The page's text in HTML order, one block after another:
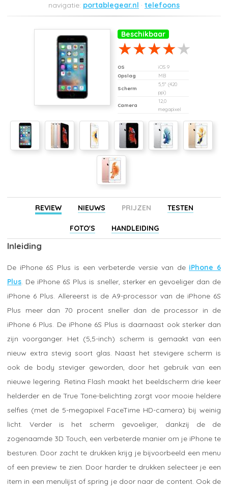
portablegear.nl telefoons
Beschikbaar
OS
iOS 9
Opslag
MB
Scherm
5,5" (420
ppi)
Camera
12,0
megapixel
REVIEW NIEUWS PRIJZEN TESTEN
FOTO'S HANDLEIDING
Inleiding
De iPhone 6S Plus is een verbeterde versie van de iPhone 6
Plus . De iPhone 6S Plus is sneller, sterker en gevoeliger dan de
iPhone 6 Plus. Allereerst is de A9-processor van de iPhone 6S
Plus meer dan 70 procent sneller dan de processor in de
iPhone 6 Plus. De iPhone 6S Plus is daarnaast ook sterker dan
zijn voorganger. Het (5,5-inch) scherm is gemaakt van een
nieuw extra stevig soort glas. Naast het stevigere scherm is
ook de body steviger geworden, door het gebruik van een
nieuwe legering. Retina Flash maakt het beeldscherm drie keer
helderder en de True Tone-belichting zorgt voor mooie heldere
selfies (met de 5-megapixel FaceTime HD-camera) bij weinig
licht. Verder is het scherm gevoeliger, dankzij de de
zogenaamde 3D Touch, een verbeterde manier om je iPhone te
besturen. Door zacht te drukken krijg je bijvoorbeeld een menu
of een preview te zien. Door harder te drukken selecteer je een
item in een menulijst of spring je door naar de content. Ook de